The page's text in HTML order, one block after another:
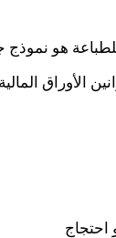
هو نموذج
احتجاج